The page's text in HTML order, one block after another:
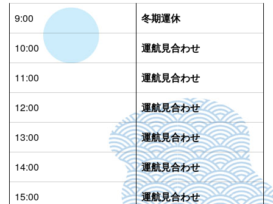
9:00 冬期運休
10:00 運航見合わせ
11:00 運航見合わせ
12:00 運航見合わせ
13:00 運航見合わせ
14:00 運航見合わせ
15:00 運航見合わせ